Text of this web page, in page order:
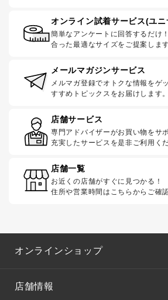
オンライン試着サービス(ユニ
簡単なアンケートに回答するだけ
合った最適なサイズをご提案します
メールマガジンサービス
メルマガ登録でオトクな情報をゲ
すすめトピックスをお届けします。
店舗サービス
専門アドバイザーがお買い物をサ
充実したサービスを是非ご利用く
店舗一覧
お近くの店舗がすぐに見つかる！
住所や営業時間はこちらからご確
オンラインショップ
店舗情報